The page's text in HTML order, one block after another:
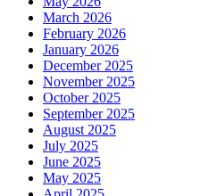
March 2026
February 2026
January 2026
December 2025
November 2025
October 2025
September 2025
August 2025
July 2025
June 2025
May 2025